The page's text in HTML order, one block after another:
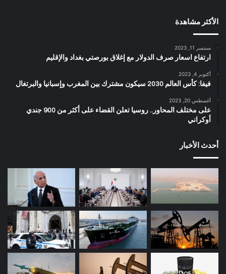
الأكثر مشاهدة
سبتمبر 11, 2023
ارتفاع اسعار صرف الدولار مع إغلاق بورصتي بغداد والإقليم
أكتوبر 4, 2023
فيفا: كأس العالم 2030 سيكون مشترك بين المغرب وإسبانيا والبرتغال
أغسطس 20, 2023
على مختلف المحاور.. روسيا تعلن القضاء على أكثر من 900 جندي
أوكراني
أحدث الأخبار